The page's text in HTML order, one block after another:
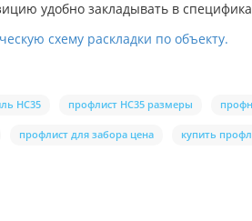
удобно закладывать в
схему раскладки по объекту.
НС35 профлист НС35 размеры
профлист для забора цена купить